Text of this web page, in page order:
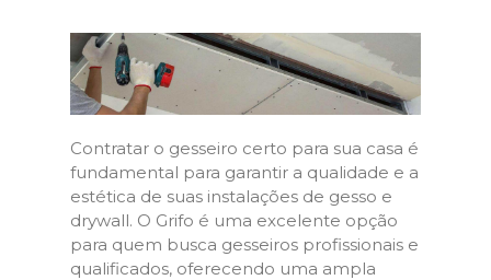
Contratar o gesseiro certo para sua casa é
fundamental para garantir a qualidade e a
estética de suas instalações de gesso e
drywall. O Grifo é uma excelente opção
para quem busca gesseiros profissionais e
qualificados, oferecendo uma ampla